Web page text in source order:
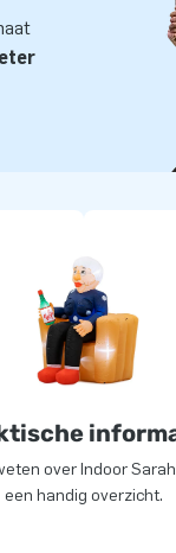
over Indoor
een handig overzicht.